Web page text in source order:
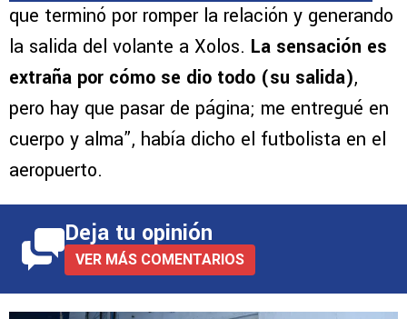
que terminó por romper la relación y generando
la salida del volante a Xolos. La sensación es
extraña por cómo se dio todo (su salida),
pero hay que pasar de página; me entregué en
cuerpo y alma”, había dicho el futbolista en el
aeropuerto.
Deja tu opinión
VER MÁS COMENTARIOS